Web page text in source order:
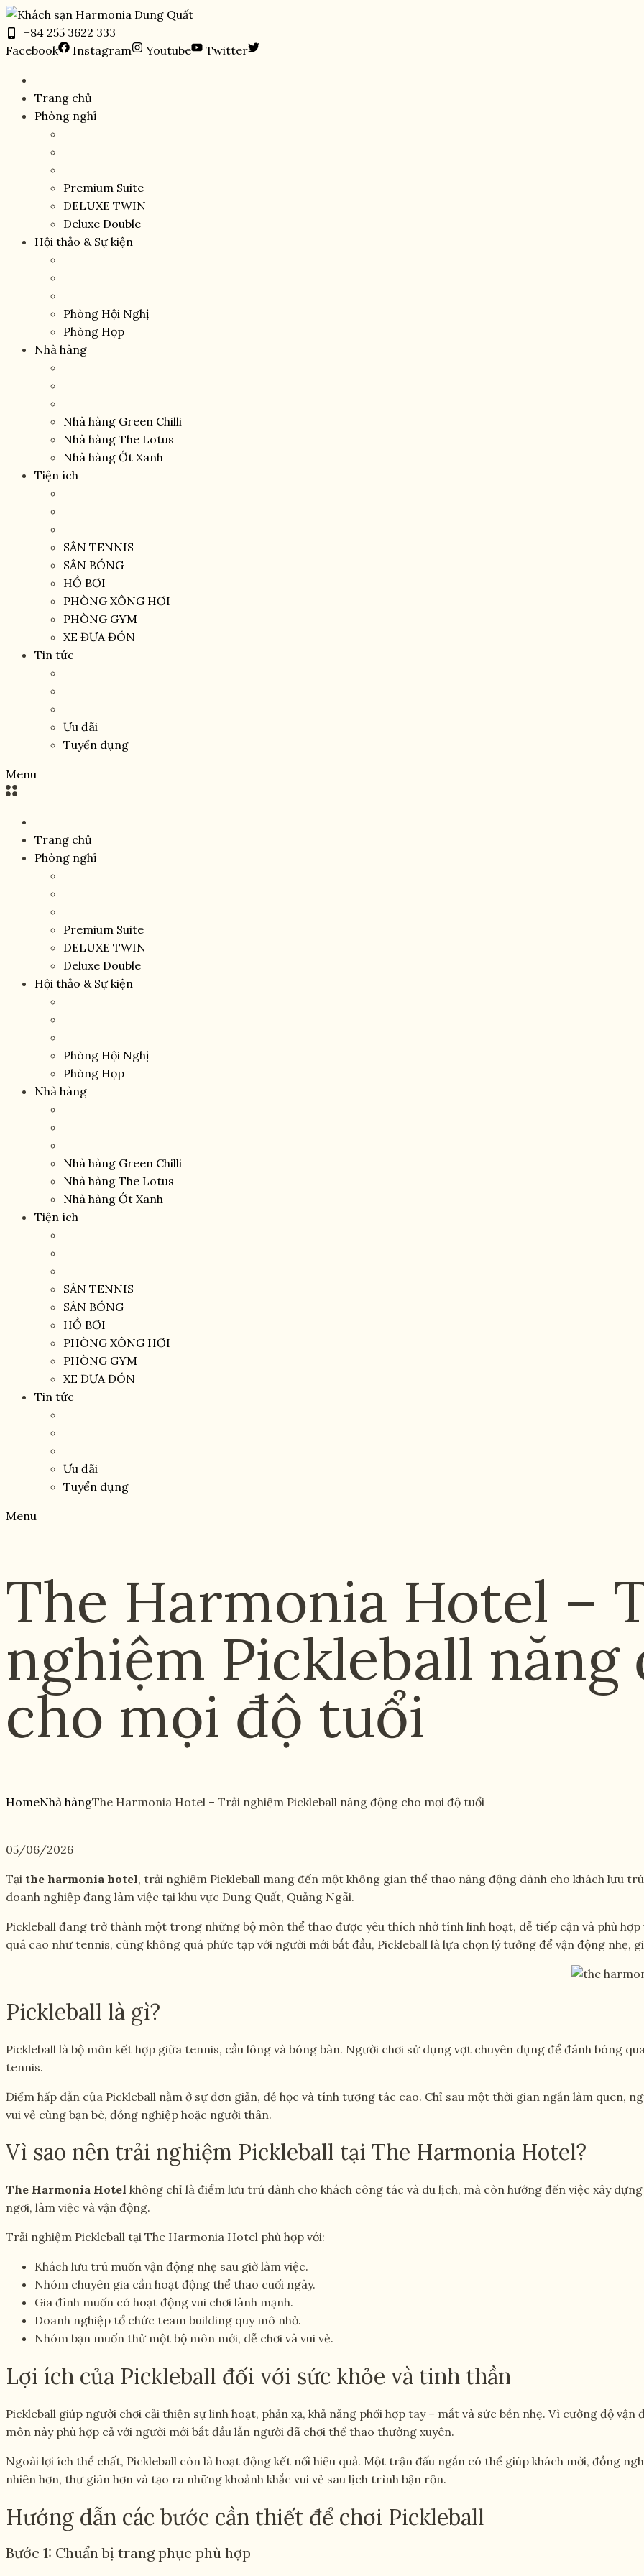
Skip
to
content
+84 255 3622 333
Facebook
Instagram Youtube Twitter
Trang chủ
Phòng nghỉ
Premium Suite
DELUXE TWIN
Deluxe Double
Hội thảo & Sự kiện
Phòng Hội Nghị
Phòng Họp
Nhà hàng
Nhà hàng Green Chilli
Nhà hàng The Lotus
Nhà hàng Ớt Xanh
Tiện ích
SÂN TENNIS
SÂN BÓNG
HỒ BƠI
PHÒNG XÔNG HƠI
PHÒNG GYM
XE ĐƯA ĐÓN
Tin tức
Ưu đãi
Tuyển dụng
Menu
Trang chủ
Phòng nghỉ
Premium Suite
DELUXE TWIN
Deluxe Double
Hội thảo & Sự kiện
Phòng Hội Nghị
Phòng Họp
Nhà hàng
Nhà hàng Green Chilli
Nhà hàng The Lotus
Nhà hàng Ớt Xanh
Tiện ích
SÂN TENNIS
SÂN BÓNG
HỒ BƠI
PHÒNG XÔNG HƠI
PHÒNG GYM
XE ĐƯA ĐÓN
Tin tức
Ưu đãi
Tuyển dụng
Menu
The Harmonia Hotel –
nghiệm Pickleball năng
cho mọi độ tuổi
HomeNhà hàngThe Harmonia Hotel – Trải nghiệm Pickleball năng động cho mọi độ tuổi
05/06/2026
Tại the harmonia hotel, trải nghiệm Pickleball mang đến một không gian thể thao năng động dành cho khách lưu
doanh nghiệp đang làm việc tại khu vực Dung Quất, Quảng Ngãi.
Pickleball đang trở thành một trong những bộ môn thể thao được yêu thích nhờ tính linh hoạt, dễ tiếp cận và phù
quá cao như tennis, cũng không quá phức tạp với người mới bắt đầu, Pickleball là lựa chọn lý tưởng để vận động nhẹ,
Pickleball là gì?
Pickleball là bộ môn kết hợp giữa tennis, cầu lông và bóng bàn. Người chơi sử dụng vợt chuyên dụng để đánh bóng
tennis.
Điểm hấp dẫn của Pickleball nằm ở sự đơn giản, dễ học và tính tương tác cao. Chỉ sau một thời gian ngắn làm quen,
vui vẻ cùng bạn bè, đồng nghiệp hoặc người thân.
Vì sao nên trải nghiệm Pickleball tại The Harmonia Hotel?
The Harmonia Hotel không chỉ là điểm lưu trú dành cho khách công tác và du lịch, mà còn hướng đến việc xây
ngơi, làm việc và vận động.
Trải nghiệm Pickleball tại The Harmonia Hotel phù hợp với:
Khách lưu trú muốn vận động nhẹ sau giờ làm việc.
Nhóm chuyên gia cần hoạt động thể thao cuối ngày.
Gia đình muốn có hoạt động vui chơi lành mạnh.
Doanh nghiệp tổ chức team building quy mô nhỏ.
Nhóm bạn muốn thử một bộ môn mới, dễ chơi và vui vẻ.
Lợi ích của Pickleball đối với sức khỏe và tinh thần
Pickleball giúp người chơi cải thiện sự linh hoạt, phản xạ, khả năng phối hợp tay – mắt và sức bền nhẹ. Vì cường độ
môn này phù hợp cả với người mới bắt đầu lẫn người đã chơi thể thao thường xuyên.
Ngoài lợi ích thể chất, Pickleball còn là hoạt động kết nối hiệu quả. Một trận đấu ngắn có thể giúp khách mời, đồng
nhiên hơn, thư giãn hơn và tạo ra những khoảnh khắc vui vẻ sau lịch trình bận rộn.
Hướng dẫn các bước cần thiết để chơi Pickleball
Bước 1: Chuẩn bị trang phục phù hợp